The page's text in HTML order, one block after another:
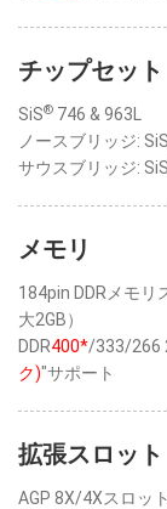
チップセット
SiS® 746 & 963L
ノースブリッジ: SiS
サウスブリッジ: SiS
メモリ
184pin DDRメモ
大2GB）
DDR400*/333/266
ク)"サポート
拡張スロット
AGP 8X/4Xスロッ